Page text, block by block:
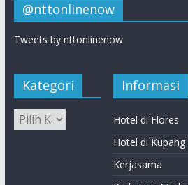
@nttonlinenow
Tweets by nttonlinenow
Kategori Informasi
Hotel di Flores
Hotel di Kupang
Kerjasama